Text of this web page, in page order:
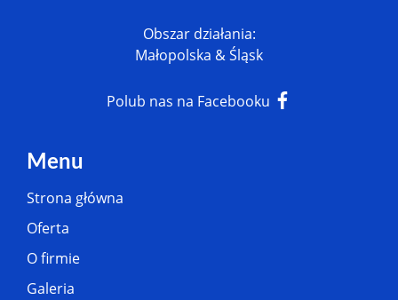
Obszar działania:
Małopolska & Śląsk
Polub nas na Facebooku
Menu
Strona główna
Oferta
O firmie
Galeria